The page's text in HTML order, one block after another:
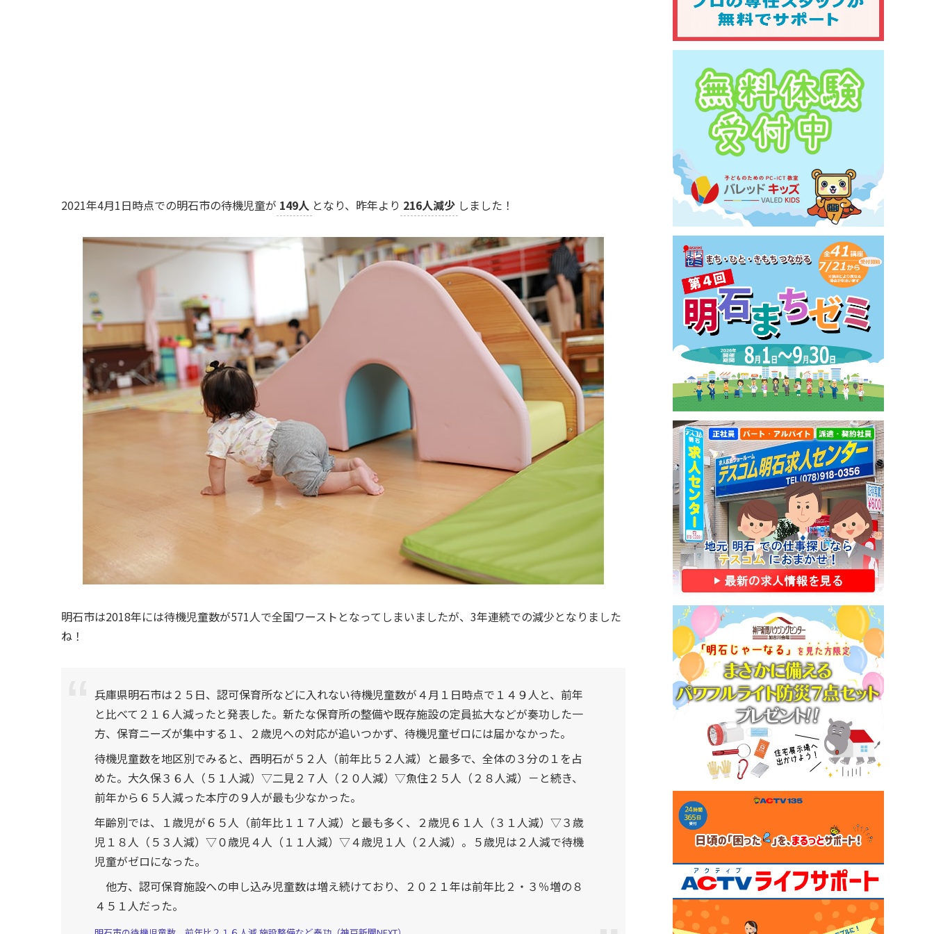
2021年4月1日時点での明石市の待機児童が 149人 となり、昨年より 216人減少 しました！
明石市は2018年には待機児童数が571人で全国ワーストとなってしまいましたが、3年連続での減少となりました
ね！
兵庫県明石市は２５日、認可保育所などに入れない待機児童数が４月１日時点で１４９人と、前年
と比べて２１６人減ったと発表した。新たな保育所の整備や既存施設の定員拡大などが奏功した一
方、保育ニーズが集中する１、２歳児への対応が追いつかず、待機児童ゼロには届かなかった。
待機児童数を地区別でみると、西明石が５２人（前年比５２人減）と最多で、全体の３分の１を占
めた。大久保３６人（５１人減）▽二見２７人（２０人減）▽魚住２５人（２８人減）－と続き、
前年から６５人減った本庁の９人が最も少なかった。
年齢別では、１歳児が６５人（前年比１１７人減）と最も多く、２歳児６１人（３１人減）▽３歳
児１８人（５３人減）▽０歳児４人（１１人減）▽４歳児１人（２人減）。５歳児は２人減で待機
児童がゼロになった。
他方、認可保育施設への申し込み児童数は増え続けており、２０２１年は前年比２・３％増の８
４５１人だった。